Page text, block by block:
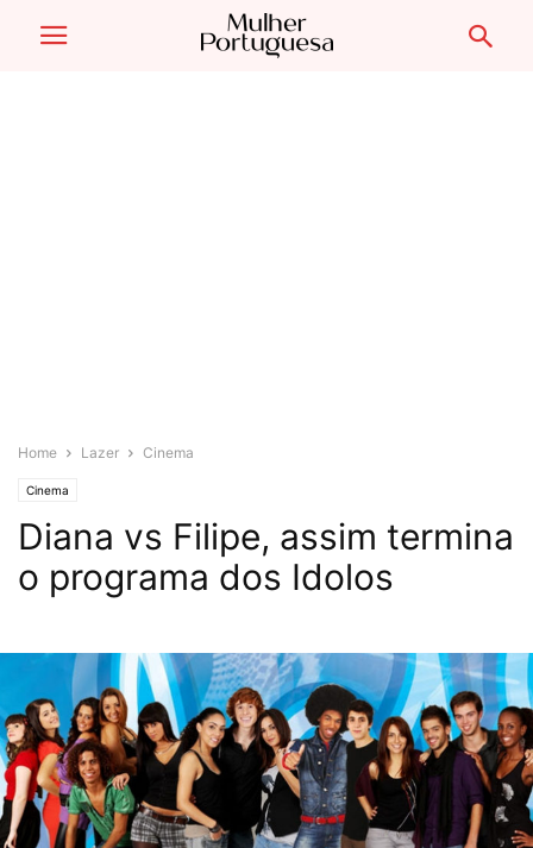
Home Lazer Cinema
Cinema
Diana vs Filipe, assim termina
o programa dos Idolos